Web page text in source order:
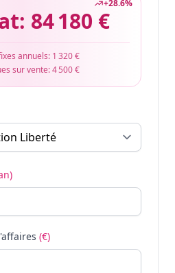
+28.6%
84 180 €
annuels: 1 320 €
sur vente:4 500 €
(€)